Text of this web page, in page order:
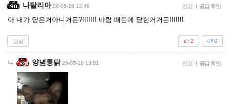
나탈리아 26-05-16 12:49 신고 | 공감 확인
아 내가 닫은거아니거든?!!!!!!! 바람 때문에 닫힌거거든!!!!!!!
답글 0
2
양념통닭 26-05-16 13:51 신고 | 공감 확인